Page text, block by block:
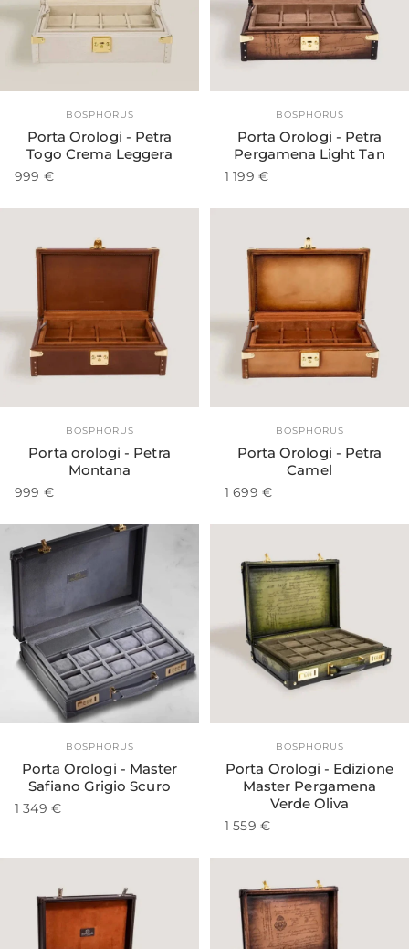
Fornitore:
BOSPHORUS
Porta Orologi - Petra
Togo Crema Leggera
999 €
Fornitore:
BOSPHORUS
Porta Orologi - Petra
Pergamena Light Tan
1 199 €
Fornitore:
BOSPHORUS
Porta orologi - Petra
Montana
999 €
Esaurito
Fornitore:
BOSPHORUS
Porta Orologi - Petra
Camel
1 699 €
Fornitore:
BOSPHORUS
Porta Orologi - Master
Safiano Grigio Scuro
1 349 €
Fornitore:
BOSPHORUS
Porta Orologi - Edizione
Master Pergamena
Verde Oliva
1 559 €